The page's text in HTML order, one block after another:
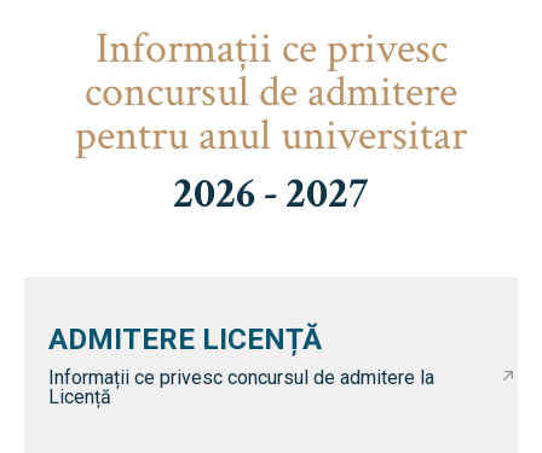
Informaţii ce privesc
concursul de admitere
pentru anul universitar
2026 - 2027
ADMITERE LICENȚĂ
Informații ce privesc concursul de admitere la
Licență